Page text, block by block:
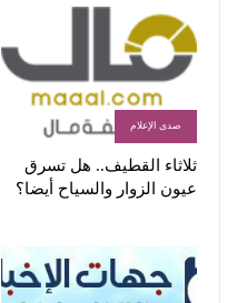
صدى الإعلام
ثلاثاء القطيف.. هل تسرق
عيون الزوار والسياح أيضا؟